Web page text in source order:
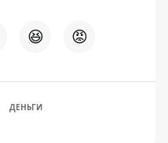
😆 😡
ДЕНЬГИ